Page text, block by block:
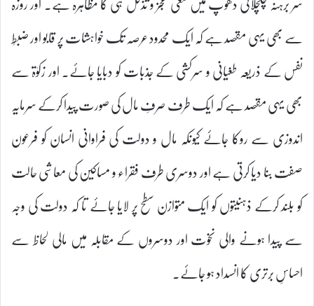
سے بھی یہی مقصد ہے کہ ایک محدود عرصہ تک خواہشات پر قابو اور ضبطِ
نفس کے ذریعہ طغیانی و سرکشی کے جذبات کو دبایا جائے۔ اور زکوٰۃ سے
بھی یہی مقصد ہے کہ ایک طرف صرفِ مال کی صورت پیدا کرکے سرمایہ
اندوزی سے روکا جائے کیونکہ مال و دولت کی فراوانی انسان کو فرعون
صفت بنا دیا کرتی ہے اور دوسری طرف فقراء و مساکین کی معاشی حالت
کو بلند کرکے ذہنیتوں کو ایک متوازن سطح پر لایا جائے تا کہ دولت کی وجہ
سے پیدا ہونے والی نخوت اور دوسروں کے مقابلہ میں مالی لحاظ سے
احساسِ برتری کا انسداد ہو جائے۔